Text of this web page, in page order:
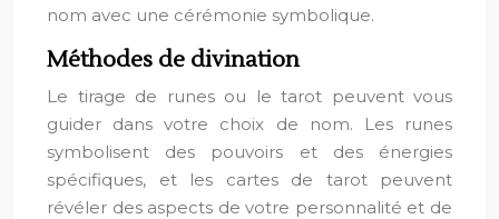
nom avec une cérémonie symbolique.
Méthodes de divination
Le tirage de runes ou le tarot peuvent vous
guider dans votre choix de nom. Les runes
symbolisent des pouvoirs et des énergies
spécifiques, et les cartes de tarot peuvent
révéler des aspects de votre personnalité et de